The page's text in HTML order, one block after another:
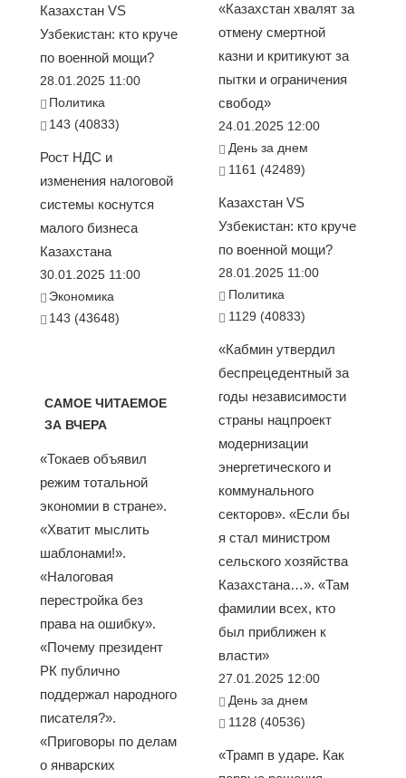
Казахстан VS
Узбекистан: кто круче
по военной мощи?
28.01.2025 11:00
Политика
143 (40833)
Рост НДС и
изменения налоговой
системы коснутся
малого бизнеса
Казахстана
30.01.2025 11:00
Экономика
143 (43648)
САМОЕ ЧИТАЕМОЕ
ЗА ВЧЕРА
«Токаев объявил
режим тотальной
экономии в стране».
«Хватит мыслить
шаблонами!».
«Налоговая
перестройка без
права на ошибку».
«Почему президент
РК публично
поддержал народного
писателя?».
«Приговоры по делам
о январских
«Казахстан хвалят за
отмену смертной
казни и критикуют за
пытки и ограничения
свобод»
24.01.2025 12:00
День за днем
1161 (42489)
Казахстан VS
Узбекистан: кто круче
по военной мощи?
28.01.2025 11:00
Политика
1129 (40833)
«Кабмин утвердил
беспрецедентный за
годы независимости
страны нацпроект
модернизации
энергетического и
коммунального
секторов». «Если бы
я стал министром
сельского хозяйства
Казахстана…». «Там
фамилии всех, кто
был приближен к
власти»
27.01.2025 12:00
День за днем
1128 (40536)
«Трамп в ударе. Как